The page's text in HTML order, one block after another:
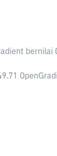
bernilai